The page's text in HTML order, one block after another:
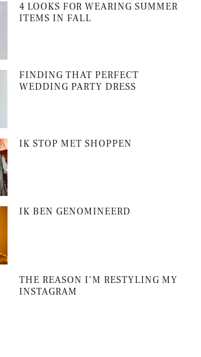
4 LOOKS FOR WEARING SUMMER
ITEMS IN FALL
FINDING THAT PERFECT
WEDDING PARTY DRESS
IK STOP MET SHOPPEN
IK BEN GENOMINEERD
THE REASON I’M RESTYLING MY
INSTAGRAM